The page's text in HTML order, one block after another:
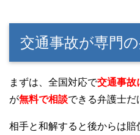
交通事故が専門
まずは、全国対応で交通事故
が無料で相談できる弁護士だ
相手と和解すると後からは